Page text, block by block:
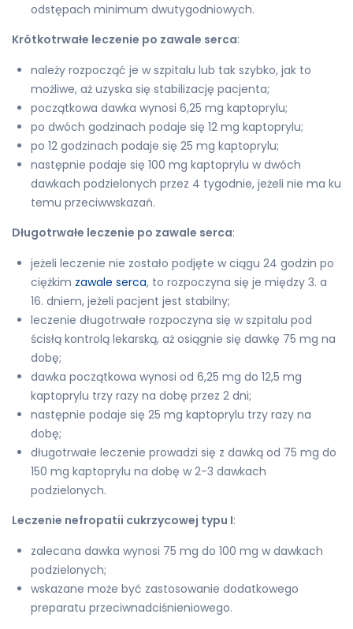
odstępach minimum dwutygodniowych.
Krótkotrwałe leczenie po zawale serca:
należy rozpocząć je w szpitalu lub tak szybko, jak to
możliwe, aż uzyska się stabilizację pacjenta;
początkowa dawka wynosi 6,25 mg kaptoprylu;
po dwóch godzinach podaje się 12 mg kaptoprylu;
po 12 godzinach podaje się 25 mg kaptoprylu;
następnie podaje się 100 mg kaptoprylu w dwóch
dawkach podzielonych przez 4 tygodnie, jeżeli nie ma ku
temu przeciwwskazań.
Długotrwałe leczenie po zawale serca:
jeżeli leczenie nie zostało podjęte w ciągu 24 godzin po
ciężkim zawale serca, to rozpoczyna się je między 3. a
16. dniem, jeżeli pacjent jest stabilny;
leczenie długotrwałe rozpoczyna się w szpitalu pod
ścisłą kontrolą lekarską, aż osiągnie się dawkę 75 mg na
dobę;
dawka początkowa wynosi od 6,25 mg do 12,5 mg
kaptoprylu trzy razy na dobę przez 2 dni;
następnie podaje się 25 mg kaptoprylu trzy razy na
dobę;
długotrwałe leczenie prowadzi się z dawką od 75 mg do
150 mg kaptoprylu na dobę w 2-3 dawkach
podzielonych.
Leczenie nefropatii cukrzycowej typu I:
zalecana dawka wynosi 75 mg do 100 mg w dawkach
podzielonych;
wskazane może być zastosowanie dodatkowego
preparatu przeciwnadciśnieniowego.